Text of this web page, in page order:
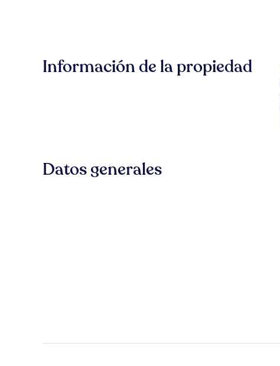
Información de la propiedad
Datos generales